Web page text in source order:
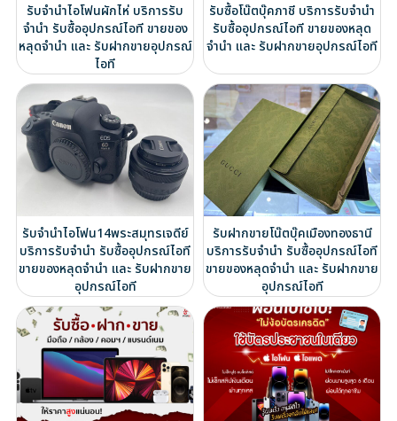
รับจำนำไอโฟนผักไห่ บริการรับ
จำนำ รับซื้ออุปกรณ์ไอที ขายของ
หลุดจำนำ และ รับฝากขายอุปกรณ์
ไอที
รับซื้อโน๊ตบุ๊คภาชี บริการรับจำนำ
รับซื้ออุปกรณ์ไอที ขายของหลุด
จำนำ และ รับฝากขายอุปกรณ์ไอที
รับจำนำไอโฟน14พระสมุทรเจดีย์
บริการรับจำนำ รับซื้ออุปกรณ์ไอที
ขายของหลุดจำนำ และ รับฝากขาย
อุปกรณ์ไอที
รับฝากขายโน๊ตบุ๊คเมืองทองธานี
บริการรับจำนำ รับซื้ออุปกรณ์ไอที
ขายของหลุดจำนำ และ รับฝากขาย
อุปกรณ์ไอที